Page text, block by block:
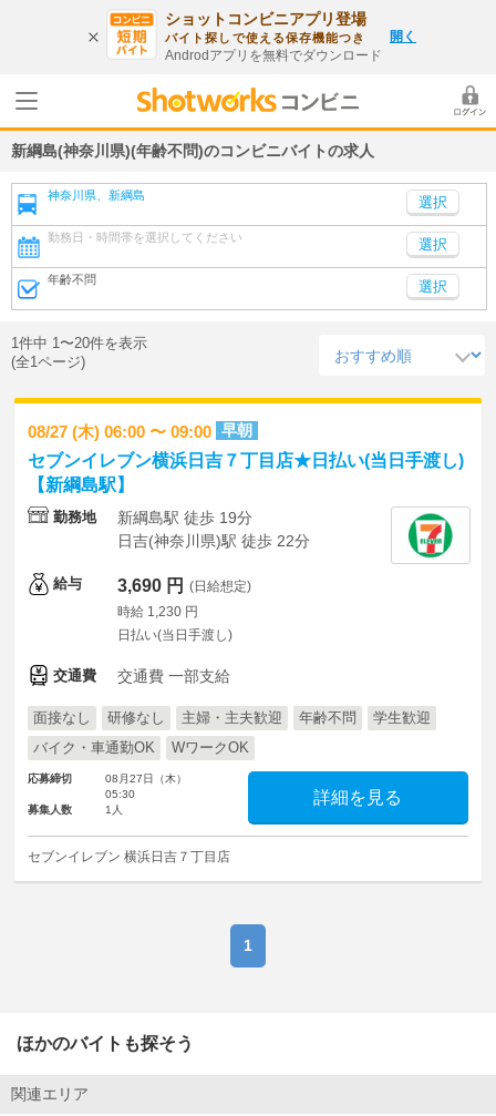
ショットコンビニアプリ登場
バイト探しで使える保存機能つき
Androdアプリを無料でダウンロード
開く
新綱島(神奈川県)(年齢不問)のコンビニバイトの求人
神奈川県、新綱島
勤務日・時間帯を選択してください 選択
年齢不問 選択
1件中 1〜20件を表示
(全1ページ)
08/27 (木) 06:00 〜 09:00 早朝
セブンイレブン横浜日吉７丁目店★日払い(当日手渡し)
【新綱島駅】
勤務地
新綱島駅 徒歩 19分
日吉(神奈川県)駅 徒歩 22分
給与 3,690 円 (日給想定)
時給 1,230 円
日払い(当日手渡し)
交通費 交通費 一部支給
面接なし 研修なし 主婦・主夫歓迎 年齢不問
学生歓迎
バイク・車通勤OK
WワークOK
応募締切
08月27日（木）
05:30
募集人数
1人
詳細を見る
セブンイレブン 横浜日吉７丁目店
1
ほかのバイトも探そう
関連エリア